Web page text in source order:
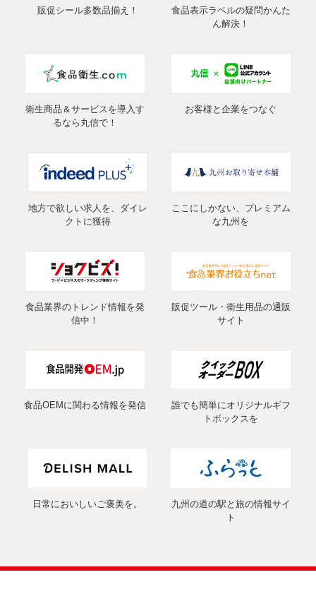
販促シール多数品揃え！
食品表示ラベルの疑問かんた
ん解決！
衛生商品＆サービスを導入す
るなら丸信で！
お客様と企業をつなぐ
地方で欲しい求人を、ダイレ
クトに獲得
ここにしかない、プレミアム
な九州を
食品業界のトレンド情報を発
信中！
販促ツール・衛生用品の通販
サイト
食品OEMに関わる情報を発信
誰でも簡単にオリジナルギフ
トボックスを
日常においしいご褒美を。
九州の道の駅と旅の情報サイ
ト